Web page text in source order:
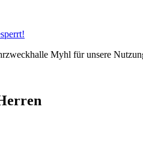
Myhl für unsere